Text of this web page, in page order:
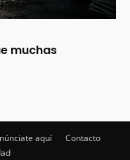
muchas
aquí
Contacto